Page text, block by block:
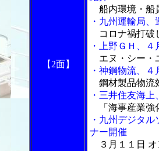
【2面】
船内環境・船
・九州運輸局
コロナ禍打破
・上野ＧＨ、
エヌ・シー・
・神鋼物流、
鋼材製品物流
・三井住友海
「海事産業強
・九州デジタ
ナー開催
３月１１日 オ